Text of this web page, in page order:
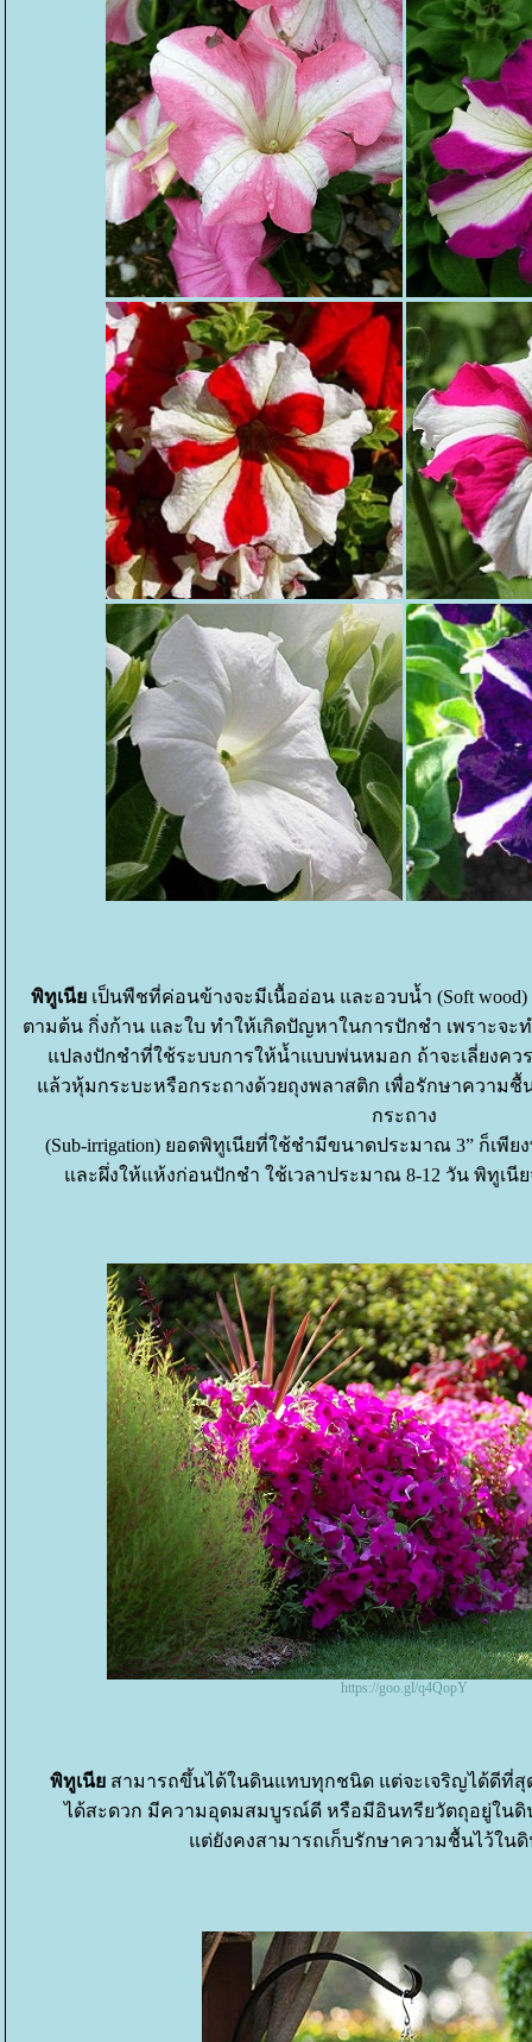
พิทูเนี เป็นพืชที่ค่อนข้างจะมีเนื้ออ่อน และอวบน้ำ (Soft
ตามต้น กิ่งก้าน และใบ ทำให้เกิดปัญหาในการปักชำ เพราะจะ
ปลงปักชำที่ใช้ระบบการให้น้ำแบบพ่นหมอก ถ้าจะเลี่ยงคว
ล้วหุ้มกระบะหรือกระถางด้วยถุงพลาสติก เพื่อรักษาความ
กระถาง
(Sub-irrigation) ยอดพิทูเนียที่ใช้ชำมีขนาดประมาณ 3” ก็เพี
ละผึ่งให้แห้งก่อนปักชำ ใช้เวลาประมาณ 8-12 วัน พิทูเนี
https://goo.gl/q4QopY
พิทูเนี สามารถขึ้นได้ในดินแทบทุกชนิด แต่จะเจริญได้ดีที่สุ
ได้สะดวก มีความอุดมสมบูรณ์ดี หรือมีอินทรียวัตถุอยู่ในดิ
ต่ยังคงสามารถเก็บรักษาความชื้นไว้ใน